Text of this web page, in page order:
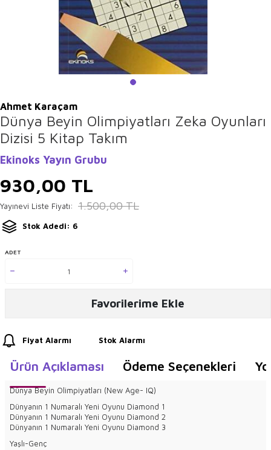
Ahmet Karaçam
Dünya Beyin Olimpiyatları Zeka Oyunları
Dizisi 5 Kitap Takım
Ekinoks Yayın Grubu
930,00 TL
Yayınevi Liste Fiyatı: 1.500,00TL
Stok Adedi: 6
ADET
Favorilerime Ekle
Fiyat Alarmı Stok Alarmı
Ürün Açıklaması Ödeme Seçenekleri
Dünya Beyin Olimpiyatları (New Age- IQ)
Dünyanın 1 Numaralı Yeni Oyunu Diamond 1
Dünyanın 1 Numaralı Yeni Oyunu Diamond 2
Dünyanın 1 Numaralı Yeni Oyunu Diamond 3
Yaşlı-Genç